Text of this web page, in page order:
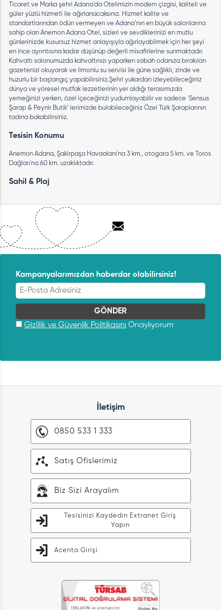
Ticaret ve Marka şehri Adana’da Otelimizin modern çizgisi, kaliteli ve
güler yüzlü hizmeti ile ağırlanacaksınız. Hizmet kalite ve
standartlarından ödün vermeyen ve Adana’nın en büyük salonlarına
sahip olan Anemon Adana Otel, sizleri ve sevdiklerinizi en mutlu
günlerinizde kusursuz hizmet anlayışıyla ağırlayabilmek için her şeyi
en ince ayrıntısına kadar düşünüp değerli misafirlerine sunmaktadır.
Kahvaltı salonumuzda kahvaltınızı yaparken sabah odanıza bırakılan
gazetenizi okuyarak ve limonlu su servisi ile güne sağlıklı, zinde ve
huzurlu bir başlangıç yapabilirsiniz.Şehri yukardan izleyebileceğiniz
dünya ve yöresel mutfak lezzetlerinin yer aldığı terasımızda
yemeğinizi yerken, özel içeceğinizi yudumlayabilir ve sadece ‘Sensus
Şarap & Peynir Butik’ lerimizde bulabileceğiniz Özel Türk Şaraplarının
tadına bakabilirsiniz.
Tesisin Konumu
Anemon Adana, Şakirpaşa Havaalanı'na 3 km., otogara 5 km. ve Toros
Dağları'na 60 km. uzaklıktadır.
Sahil & Plaj
Kampanyalarımızdan haberdar olabilirsiniz!
Gizlilik ve Güvenlik Politikasını Onaylıyorum
İletişim
0850 533 1 333
Satış Ofislerimiz
Biz Sizi Arayalım
Tesisinizi Kaydedin Extranet Giriş
Yapın
Acenta Girişi